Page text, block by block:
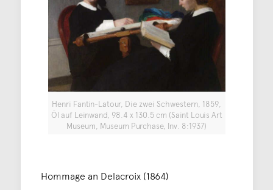
Henri Fantin-Latour, Die zwei Schwestern, 1859,
Öl auf Leinwand, 98.4 x 130.5 cm (Saint Louis Art
Museum, Museum Purchase, Inv. 8:1937)
Hommage an Delacroix (1864)